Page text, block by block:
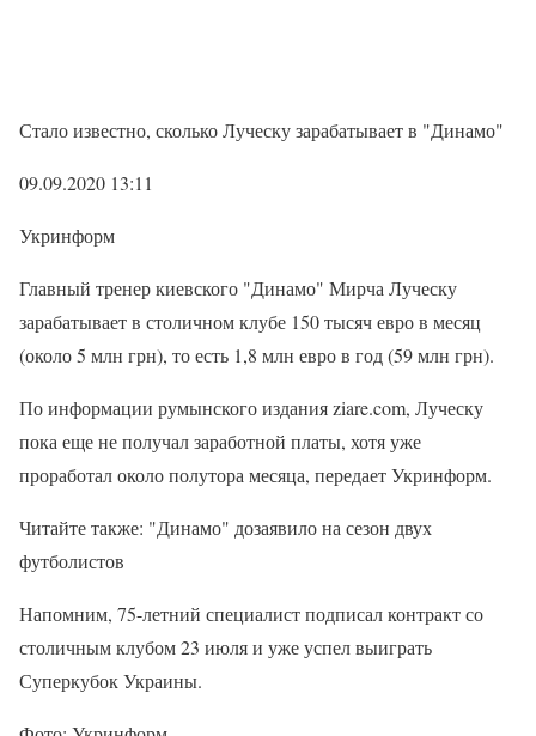
Стало известно, сколько Луческу зарабатывает в "Динамо"
09.09.2020 13:11
Укринформ
Главный тренер киевского "Динамо" Мирча Луческу
зарабатывает в столичном клубе 150 тысяч евро в месяц
(около 5 млн грн), то есть 1,8 млн евро в год (59 млн грн).
По информации румынского издания ziare.com, Луческу
пока еще не получал заработной платы, хотя уже
проработал около полутора месяца, передает Укринформ.
Читайте также: "Динамо" дозаявило на сезон двух
футболистов
Напомним, 75-летний специалист подписал контракт со
столичным клубом 23 июля и уже успел выиграть
Суперкубок Украины.